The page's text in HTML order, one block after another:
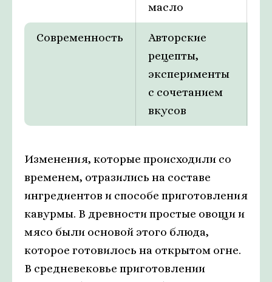
масло
Современность
Авторские
рецепты,
эксперименты
с сочетанием
вкусов
Изменения, которые происходили со
временем, отразились на составе
ингредиентов и способе приготовления
кавурмы. В древности простые овощи и
мясо были основой этого блюда,
которое готовилось на открытом огне.
В средневековье приготовлении